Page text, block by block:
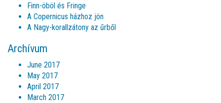
Finn-öböl és Fringe
A Copernicus házhoz jön
A Nagy-korallzátony az űrből
Archívum
June 2017
May 2017
April 2017
March 2017